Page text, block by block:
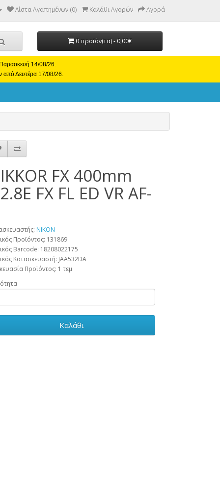
Λίστα Αγαπημένων (0) Καλάθι Αγορών Αγορά
0 προϊόν(τα) - 0,00€
Παρασκευή 14/08/26.
από Δευτέρα 17/08/26.
FX 400mm
FX FL ED VR AF-
NIKON
Προϊόντος: 131869
Barcode: 18208022175
Κατασκευαστή: JAA532DA
Προϊόντος: 1 τεμ
Καλάθι